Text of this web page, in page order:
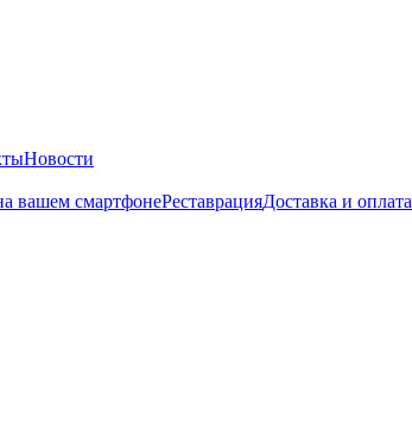
Новости
вашем смартфонеРеставрацияДоставка и оплата